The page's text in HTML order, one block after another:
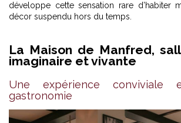
développe cette sensation rare d’habiter
décor suspendu hors du temps.
La Maison de Manfred,
imaginaire et vivante
Une expérience
gastronomie